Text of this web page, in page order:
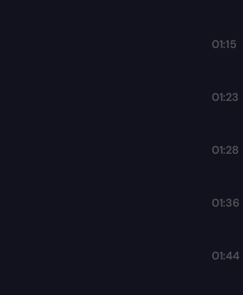
01:15
01:23
01:28
01:36
01:44